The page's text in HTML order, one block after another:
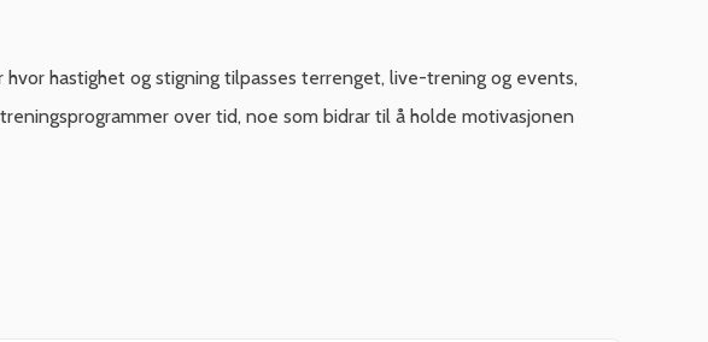
hastighet og stigning tilpasses terrenget, live-trening og events,
over tid, noe som bidrar til å holde motivasjonen